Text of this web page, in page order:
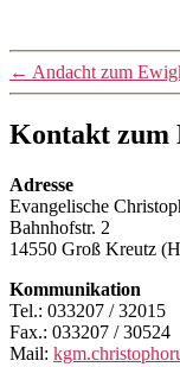
← Andacht zum
Kontakt zum
Adresse
Evangelische
Bahnhofstr. 2
14550 Groß Kreutz
Kommunikation
Tel.: 033207 / 32015
Fax.: 033207 / 30524
Mail: